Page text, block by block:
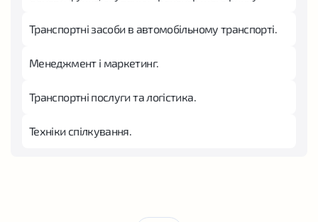
Транспортні засоби в автомобільному транспорті.
Менеджмент і маркетинг.
Транспортні послуги та логістика.
Техніки спілкування.